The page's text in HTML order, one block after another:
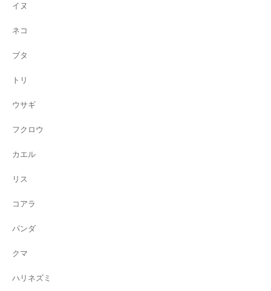
イヌ
ネコ
ブタ
トリ
ウサギ
フクロウ
カエル
リス
コアラ
パンダ
クマ
ハリネズミ